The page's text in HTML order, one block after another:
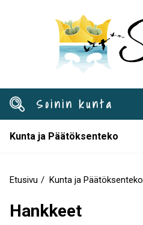
Soinin kunta
Kunta ja Päätöksenteko
Etusivu Kunta ja Päätöksenteko
Hankkeet